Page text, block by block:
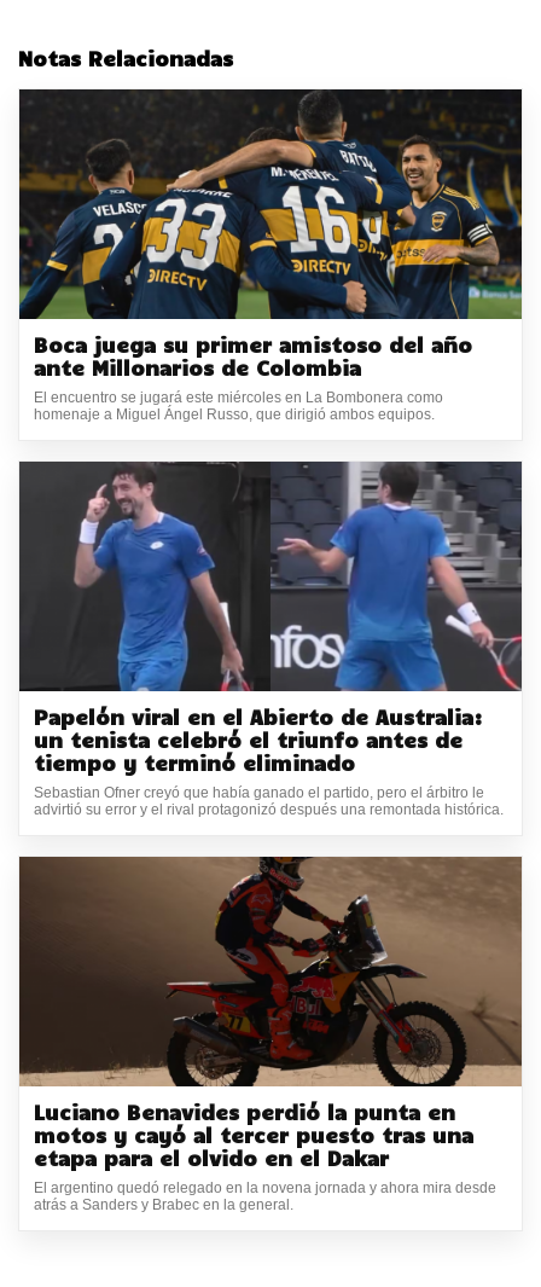
Notas Relacionadas
Boca juega su primer amistoso del año
ante Millonarios de Colombia
El encuentro se jugará este miércoles en La Bombonera como
homenaje a Miguel Ángel Russo, que dirigió ambos equipos.
Papelón viral en el Abierto de Australia:
un tenista celebró el triunfo antes de
tiempo y terminó eliminado
Sebastian Ofner creyó que había ganado el partido, pero el árbitro le
advirtió su error y el rival protagonizó después una remontada histórica.
Luciano Benavides perdió la punta en
motos y cayó al tercer puesto tras una
etapa para el olvido en el Dakar
El argentino quedó relegado en la novena jornada y ahora mira desde
atrás a Sanders y Brabec en la general.